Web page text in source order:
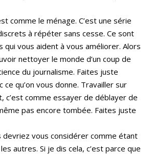
comme le ménage. C’est une série
à répéter sans cesse. Ce sont
qui vous aident à vous améliorer. Alors
nettoyer le monde d’un coup de
du journalisme. Faites juste
ce qu’on vous donne. Travailler sur
c’est comme essayer de déblayer de
pas encore tombée. Faites juste
devriez vous considérer comme étant
autres. Si je dis cela, c’est parce que